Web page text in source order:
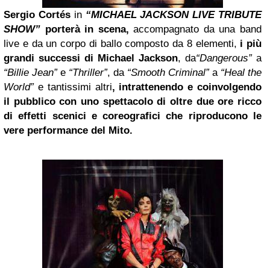
Sergio Cortésin “MICHAEL JACKSON LIVE TRIBUTE
SHOW” porterà in scena,accompagnato da una band
live e da un corpo di ballo composto da 8 elementi, i più
grandi successi di Michael Jackson, da“Dangerous”a
“Billie Jean”e “Thriller”, da “Smooth Criminal”a “Heal the
World”e tantissimi altri, intrattenendo e coinvolgendo
il pubblico con uno spettacolo di oltre due ore ricco
di effetti scenici e coreografici che riproducono le
vere performance del Mito.